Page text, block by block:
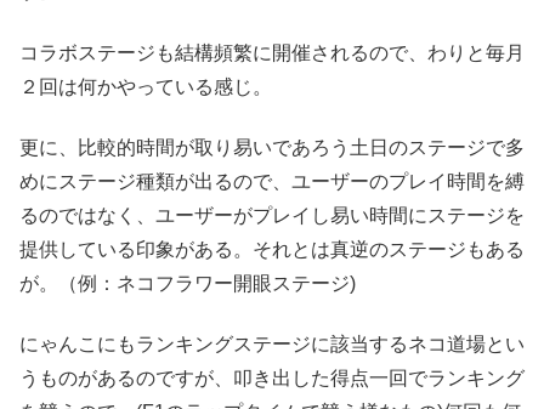
コラボステージも結構頻繁に開催されるので、わりと毎月
２回は何かやっている感じ。
更に、比較的時間が取り易いであろう土日のステージで多
めにステージ種類が出るので、ユーザーのプレイ時間を縛
るのではなく、ユーザーがプレイし易い時間にステージを
提供している印象がある。それとは真逆のステージもある
が。（例：ネコフラワー開眼ステージ)
にゃんこにもランキングステージに該当するネコ道場とい
うものがあるのですが、叩き出した得点一回でランキング